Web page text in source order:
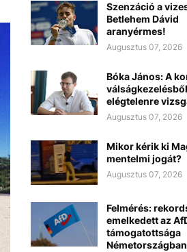
Szenzáció a
Betlehem Dávid
aranyérmes!
Augusztus 07, 2026
Bóka János: A
válságkezelésből
elégtelenre
Augusztus 07, 2026
Mikor kérik ki
mentelmi jogát?
Augusztus 07, 2026
Felmérés:
emelkedett az
támogatottsága
Németországban